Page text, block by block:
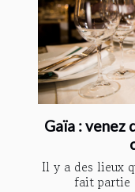
Gaïa : venez
Il y a des lieux
fait partie